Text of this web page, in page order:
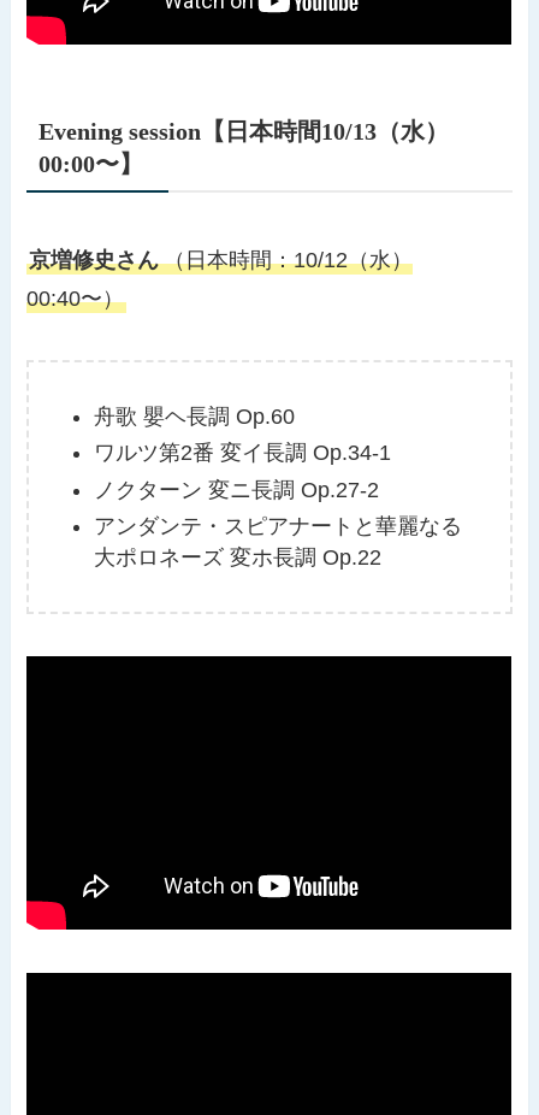
Evening session【日本時間10/13（水）
00:00〜】
京増修史さん （日本時間：10/12（水）
00:40〜）
舟歌 嬰ヘ長調 Op.60
ワルツ第2番 変イ長調 Op.34-1
ノクターン 変ニ長調 Op.27-2
アンダンテ・スピアナートと華麗なる
大ポロネーズ 変ホ長調 Op.22